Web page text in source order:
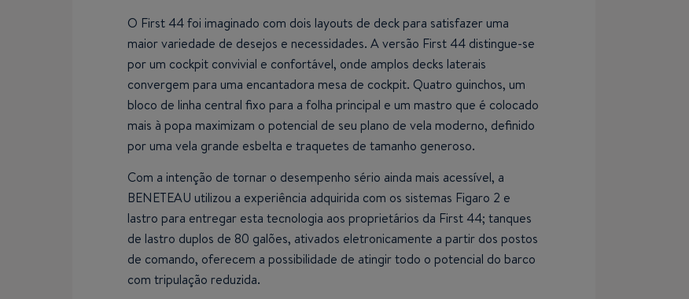
O First 44 foi imaginado com dois layouts de deck para satisfazer uma
maior variedade de desejos e necessidades. A versão First 44 distingue-se
por um cockpit convivial e confortável, onde amplos decks laterais
convergem para uma encantadora mesa de cockpit. Quatro guinchos, um
bloco de linha central fixo para a folha principal e um mastro que é colocado
mais à popa maximizam o potencial de seu plano de vela moderno, definido
por uma vela grande esbelta e traquetes de tamanho generoso.
Com a intenção de tornar o desempenho sério ainda mais acessível, a
BENETEAU utilizou a experiência adquirida com os sistemas Figaro 2 e
lastro para entregar esta tecnologia aos proprietários da First 44; tanques
de lastro duplos de 80 galões, ativados eletronicamente a partir dos postos
de comando, oferecem a possibilidade de atingir todo o potencial do barco
com tripulação reduzida.